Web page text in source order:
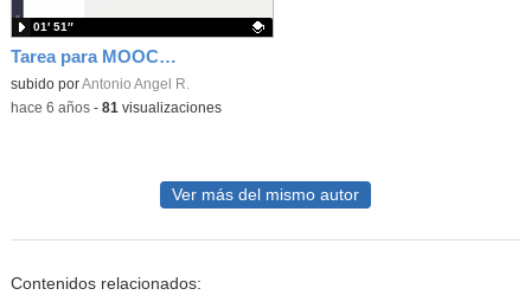
Tarea para MOOC Teams 8A - Crear tarea
Contenido educativo.
subido porAntonio Angel R.
01′ 51″
-hace 6 años- 81 visualizaciones
Ver más del mismo autor
Contenidos relacionados: